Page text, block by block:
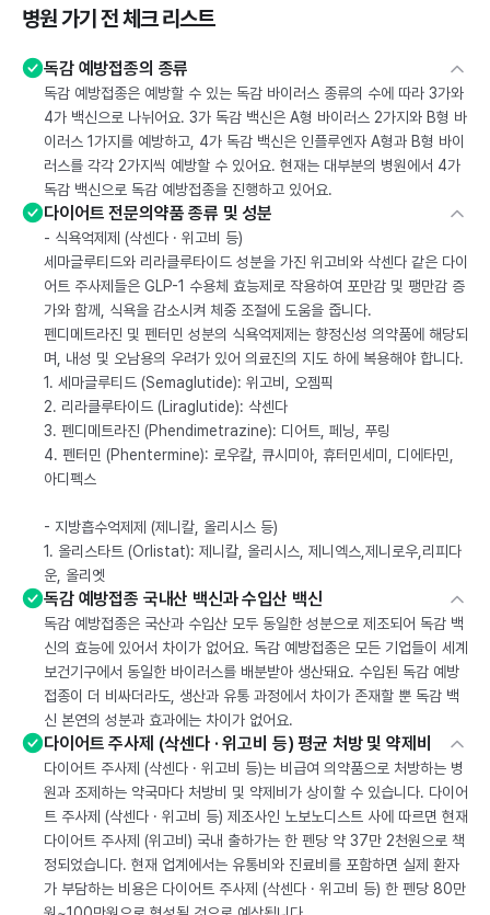
병원 가기 전 체크 리스트
독감 예방접종의 종류
독감 예방접종은 예방할 수 있는 독감 바이러스 종류의 수에 따라 3가와
4가 백신으로 나뉘어요. 3가 독감 백신은 A형 바이러스 2가지와 B형 바
이러스 1가지를 예방하고, 4가 독감 백신은 인플루엔자 A형과 B형 바이
러스를 각각 2가지씩 예방할 수 있어요. 현재는 대부분의 병원에서 4가
독감 백신으로 독감 예방접종을 진행하고 있어요.
다이어트 전문의약품 종류 및 성분
- 식욕억제제 (삭센다 · 위고비 등)
세마글루티드와 리라클루타이드 성분을 가진 위고비와 삭센다 같은 다이
어트 주사제들은 GLP-1 수용체 효능제로 작용하여 포만감 및 팽만감 증
가와 함께, 식욕을 감소시켜 체중 조절에 도움을 줍니다.
펜디메트라진 및 펜터민 성분의 식욕억제제는 향정신성 의약품에 해당되
며, 내성 및 오남용의 우려가 있어 의료진의 지도 하에 복용해야 합니다.
1. 세마글루티드 (Semaglutide): 위고비, 오젬픽
2. 리라클루타이드 (Liraglutide): 삭센다
3. 펜디메트라진 (Phendimetrazine): 디어트, 페닝, 푸링
4. 펜터민 (Phentermine): 로우칼, 큐시미아, 휴터민세미, 디에타민,
아디펙스
- 지방흡수억제제 (제니칼, 올리시스 등)
1. 올리스타트 (Orlistat): 제니칼, 올리시스, 제니엑스,제니로우,리피다
운, 올리엣
독감 예방접종 국내산 백신과 수입산 백신
독감 예방접종은 국산과 수입산 모두 동일한 성분으로 제조되어 독감 백
신의 효능에 있어서 차이가 없어요. 독감 예방접종은 모든 기업들이 세계
보건기구에서 동일한 바이러스를 배분받아 생산돼요. 수입된 독감 예방
접종이 더 비싸더라도, 생산과 유통 과정에서 차이가 존재할 뿐 독감 백
신 본연의 성분과 효과에는 차이가 없어요.
다이어트 주사제 (삭센다 · 위고비 등) 평균 처방 및 약제비
다이어트 주사제 (삭센다 · 위고비 등)는 비급여 의약품으로 처방하는 병
원과 조제하는 약국마다 처방비 및 약제비가 상이할 수 있습니다. 다이어
트 주사제 (삭센다 · 위고비 등) 제조사인 노보노디스트 사에 따르면 현재
다이어트 주사제 (위고비) 국내 출하가는 한 펜당 약 37만 2천원으로 책
정되었습니다. 현재 업계에서는 유통비와 진료비를 포함하면 실제 환자
가 부담하는 비용은 다이어트 주사제 (삭센다 · 위고비 등) 한 펜당 80만